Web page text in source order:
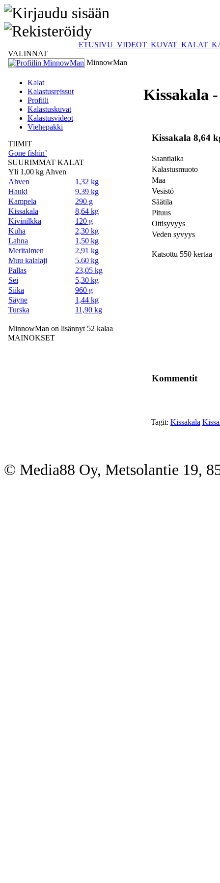
ETUSIVU VIDEOT KUVAT KALAT
VALINNAT
MinnowMan
Kalat
Kalastusreissut
Profiili
Kalastuskuvat
Kalastusvideot
Viehepakki
TIIMIT
Gone fishin’
SUURIMMAT KALAT
Yli 1,00 kg Ahven
Ahven
1,32 kg
Hauki
9,39 kg
Kampela
290 g
Kissakala
8,64 kg
Kivinilkka
120 g
Kuha
2,30 kg
Lahna
1,50 kg
Meritaimen
2,91 kg
Muu kalalaji
5,60 kg
Pallas
23,05 kg
Sei
5,30 kg
Siika
960 g
Säyne
1,44 kg
Turska
11,90 kg
MinnowMan on lisännyt 52 kalaa
MAINOKSET
Kissakala
Kissakala 8,64
Saantiaika
Kalastusmuoto
Maa
Vesistö
Säätila
Pituus
Ottisyvyys
Veden syvyys
Katsottu 550 kertaa
Kommentit
Tagit: Kissakala
© Media88 Oy, Metsolantie 19,